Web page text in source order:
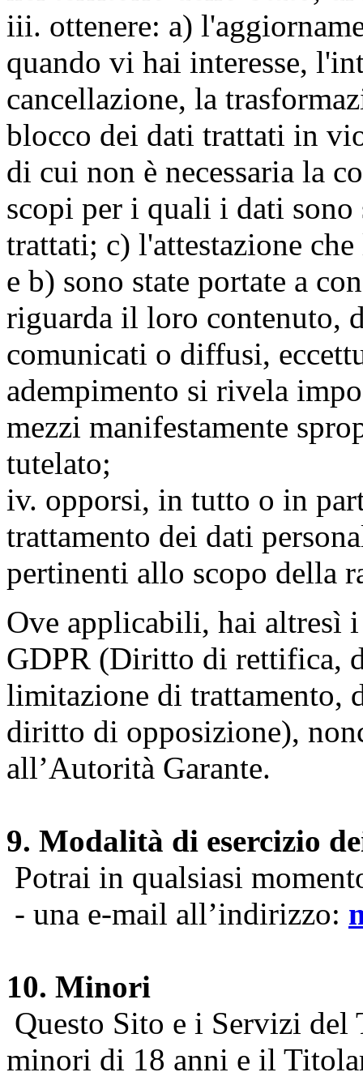
iii. ottenere: a)
quando vi hai interesse,
cancellazione, la
blocco dei dati trattati in
di cui non è necessaria la
scopi per i quali i dati sono
trattati; c) l'attestazione
e b) sono state portate a
riguarda il loro contenuto,
comunicati o diffusi,
adempimento si rivela
mezzi manifestamente
tutelato;
iv. opporsi, in tutto o in
trattamento dei dati
pertinenti allo scopo della
Ove applicabili, hai
GDPR (Diritto di rettifica,
limitazione di trattamento,
diritto di opposizione),
all’Autorità Garante.
9. Modalità di esercizio
Potrai in qualsiasi
- una e-mail all’indirizzo:
10. Minori
Questo Sito e i Servizi del
minori di 18 anni e il